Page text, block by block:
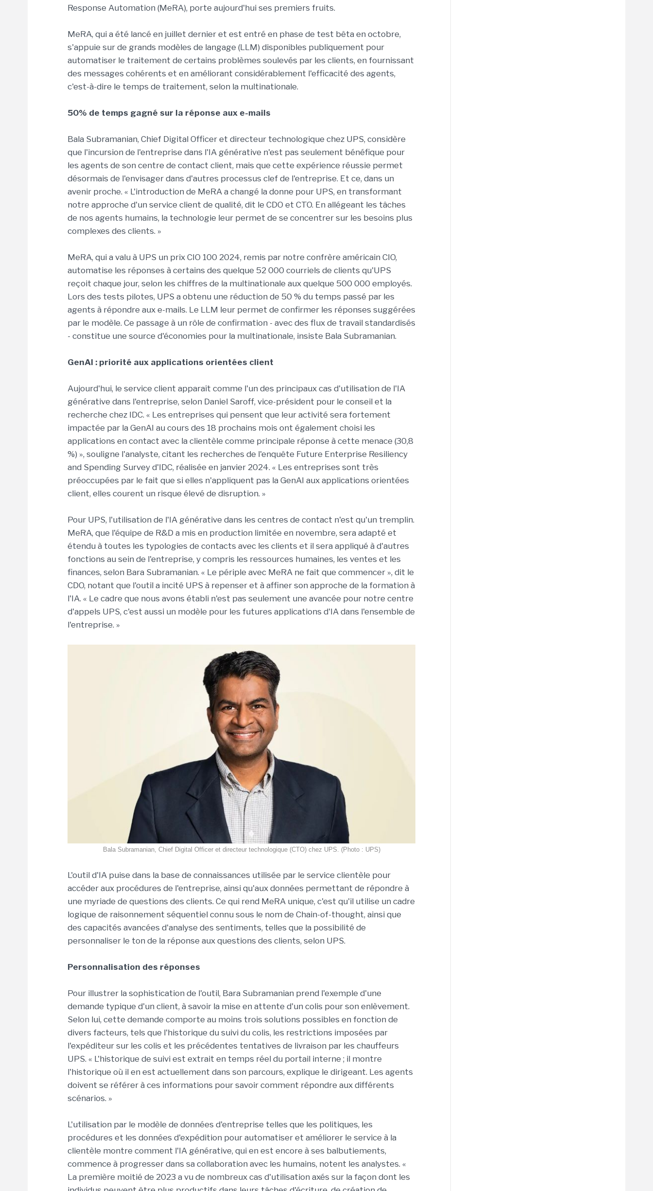
Response Automation (MeRA), porte aujourd'hui ses premiers fruits.
MeRA, qui a été lancé en juillet dernier et est entré en phase de test bêta en octobre,
s'appuie sur de grands modèles de langage (LLM) disponibles publiquement pour
automatiser le traitement de certains problèmes soulevés par les clients, en fournissant
des messages cohérents et en améliorant considérablement l'efficacité des agents,
c'est-à-dire le temps de traitement, selon la multinationale.
50% de temps gagné sur la réponse aux e-mails
Bala Subramanian, Chief Digital Officer et directeur technologique chez UPS, considère
que l'incursion de l'entreprise dans l'IA générative n'est pas seulement bénéfique pour
les agents de son centre de contact client, mais que cette expérience réussie permet
désormais de l'envisager dans d'autres processus clef de l'entreprise. Et ce, dans un
avenir proche. « L'introduction de MeRA a changé la donne pour UPS, en transformant
notre approche d'un service client de qualité, dit le CDO et CTO. En allégeant les tâches
de nos agents humains, la technologie leur permet de se concentrer sur les besoins plus
complexes des clients. »
MeRA, qui a valu à UPS un prix CIO 100 2024, remis par notre confrère américain CIO,
automatise les réponses à certains des quelque 52 000 courriels de clients qu'UPS
reçoit chaque jour, selon les chiffres de la multinationale aux quelque 500 000 employés.
Lors des tests pilotes, UPS a obtenu une réduction de 50 % du temps passé par les
agents à répondre aux e-mails. Le LLM leur permet de confirmer les réponses suggérées
par le modèle. Ce passage à un rôle de confirmation - avec des flux de travail standardisés
- constitue une source d'économies pour la multinationale, insiste Bala Subramanian.
GenAI : priorité aux applications orientées client
Aujourd'hui, le service client apparaît comme l'un des principaux cas d'utilisation de l'IA
générative dans l'entreprise, selon Daniel Saroff, vice-président pour le conseil et la
recherche chez IDC. « Les entreprises qui pensent que leur activité sera fortement
impactée par la GenAI au cours des 18 prochains mois ont également choisi les
applications en contact avec la clientèle comme principale réponse à cette menace (30,8
%) », souligne l'analyste, citant les recherches de l'enquête Future Enterprise Resiliency
and Spending Survey d'IDC, réalisée en janvier 2024. « Les entreprises sont très
préoccupées par le fait que si elles n'appliquent pas la GenAI aux applications orientées
client, elles courent un risque élevé de disruption. »
Pour UPS, l'utilisation de l'IA générative dans les centres de contact n'est qu'un tremplin.
MeRA, que l'équipe de R&D a mis en production limitée en novembre, sera adapté et
étendu à toutes les typologies de contacts avec les clients et il sera appliqué à d'autres
fonctions au sein de l'entreprise, y compris les ressources humaines, les ventes et les
finances, selon Bara Subramanian. « Le périple avec MeRA ne fait que commencer », dit le
CDO, notant que l'outil a incité UPS à repenser et à affiner son approche de la formation à
l'IA. « Le cadre que nous avons établi n'est pas seulement une avancée pour notre centre
d'appels UPS, c'est aussi un modèle pour les futures applications d'IA dans l'ensemble de
l'entreprise. »
Bala Subramanian, Chief Digital Officer et directeur technologique (CTO) chez UPS. (Photo : UPS)
L'outil d'IA puise dans la base de connaissances utilisée par le service clientèle pour
accéder aux procédures de l'entreprise, ainsi qu'aux données permettant de répondre à
une myriade de questions des clients. Ce qui rend MeRA unique, c'est qu'il utilise un cadre
logique de raisonnement séquentiel connu sous le nom de Chain-of-thought, ainsi que
des capacités avancées d'analyse des sentiments, telles que la possibilité de
personnaliser le ton de la réponse aux questions des clients, selon UPS.
Personnalisation des réponses
Pour illustrer la sophistication de l'outil, Bara Subramanian prend l'exemple d'une
demande typique d'un client, à savoir la mise en attente d'un colis pour son enlèvement.
Selon lui, cette demande comporte au moins trois solutions possibles en fonction de
divers facteurs, tels que l'historique du suivi du colis, les restrictions imposées par
l'expéditeur sur les colis et les précédentes tentatives de livraison par les chauffeurs
UPS. « L'historique de suivi est extrait en temps réel du portail interne ; il montre
l'historique où il en est actuellement dans son parcours, explique le dirigeant. Les agents
doivent se référer à ces informations pour savoir comment répondre aux différents
scénarios. »
L'utilisation par le modèle de données d'entreprise telles que les politiques, les
procédures et les données d'expédition pour automatiser et améliorer le service à la
clientèle montre comment l'IA générative, qui en est encore à ses balbutiements,
commence à progresser dans sa collaboration avec les humains, notent les analystes. «
La première moitié de 2023 a vu de nombreux cas d'utilisation axés sur la façon dont les